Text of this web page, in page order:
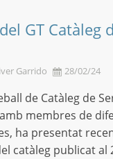
GT Catàleg
Garrido 28/02/24
de Catàleg de
membres de
ha presentat
catàleg publicat al